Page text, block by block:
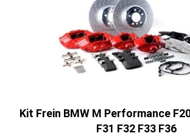
Kit Frein BMW M Performance
F31 F32 F33 F36